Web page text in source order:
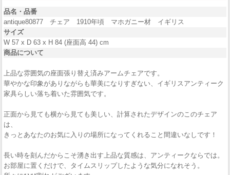
品名・品番
antique80877 チェア 1910年頃 マホガニー材 イギリス
サイズ
W 57 x D 63 x H 84 (座面高 44) cm
商品について
上品な雰囲気の座面張り替え済みアームチェアです。
華やかな印象がありながらも華美になりすぎない、イギリスアンティーク
家具らしい落ち着いた雰囲気です。
正面から見ても横から見ても美しい、計算されたデザインのこのチェア
は、
きっとあなたのお気に入りの場所になってくれること間違いなしです！
長い時を刻んだからこそ湧き出す上品な質感は、アンティークならでは。
お部屋に置くだけで、タイムスリップしたような気分になれそう。